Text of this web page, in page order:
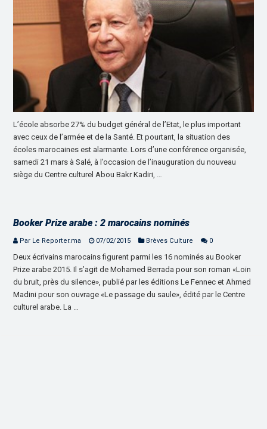
L’école absorbe 27% du budget général de l’Etat, le plus important
avec ceux de l’armée et de la Santé. Et pourtant, la situation des
écoles marocaines est alarmante. Lors d’une conférence organisée,
samedi 21 mars à Salé, à l’occasion de l’inauguration du nouveau
siège du Centre culturel Abou Bakr Kadiri, …
Booker Prize arabe : 2 marocains nominés
Par Le Reporter.ma 07/02/2015 Brèves Culture 0
Deux écrivains marocains figurent parmi les 16 nominés au Booker
Prize arabe 2015. Il s’agit de Mohamed Berrada pour son roman «Loin
du bruit, près du silence», publié par les éditions Le Fennec et Ahmed
Madini pour son ouvrage «Le passage du saule», édité par le Centre
culturel arabe. La …